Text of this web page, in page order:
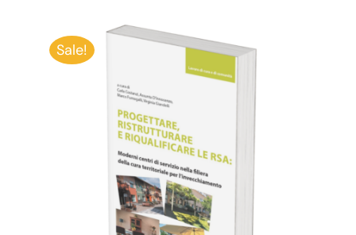
Sale!
AGGIUNGI AL CARRELLO